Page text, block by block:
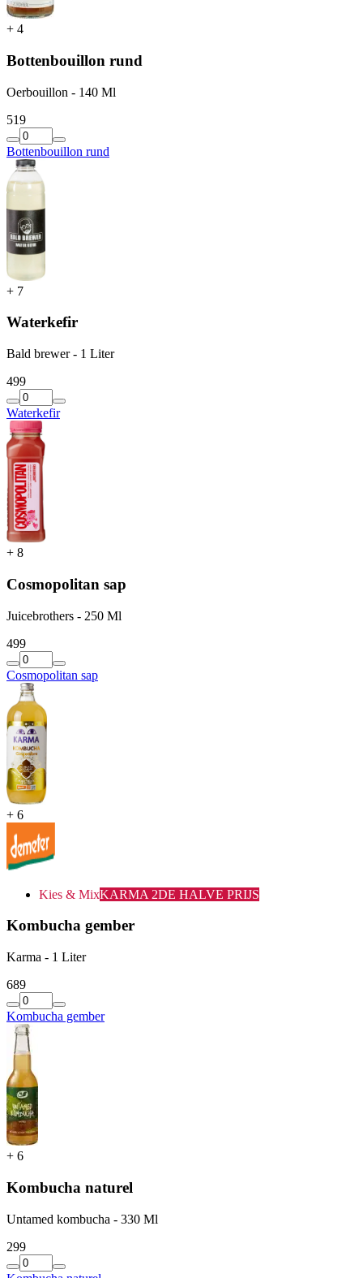
+ 4
Bottenbouillon rund
Oerbouillon - 140 Ml
519
Bottenbouillon rund
+ 7
Waterkefir
Bald brewer - 1 Liter
499
Waterkefir
+ 8
Cosmopolitan sap
Juicebrothers - 250 Ml
499
Cosmopolitan sap
+ 6
Kies & MixKARMA 2DE HALVE PRIJS
Kombucha gember
Karma - 1 Liter
689
Kombucha gember
+ 6
Kombucha naturel
Untamed kombucha - 330 Ml
299